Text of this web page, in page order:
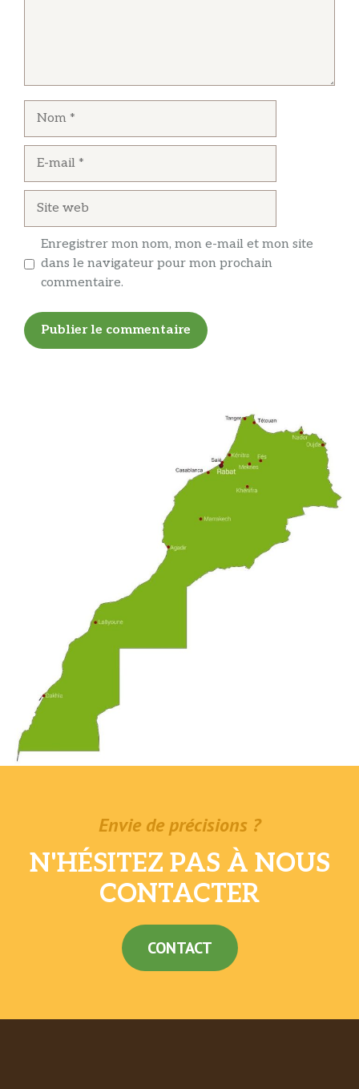
Enregistrer mon nom, mon e-mail et mon site
dans le navigateur pour mon prochain
commentaire.
Envie de précisions ?
N'HÉSITEZ PAS À NOUS
CONTACTER
CONTACT